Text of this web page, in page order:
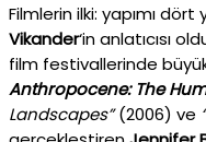
Filmlerin ilki: yapımı dört
Vikander‘in anlatıcısı
film festivallerinde
Anthropocene: The
Landscapes”(2006) ve